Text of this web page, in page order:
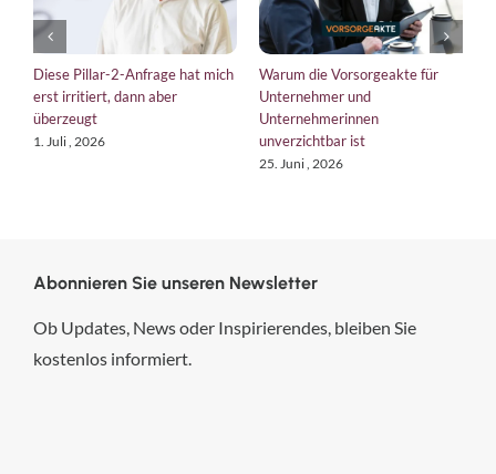
Diese Pillar-2-Anfrage hat mich
erst irritiert, dann aber
überzeugt
1. Juli , 2026
Warum die Vorsorgeakte für
Unternehmer und
Unternehmerinnen
unverzichtbar ist
25. Juni , 2026
Abonnieren Sie unseren Newsletter
Ob Updates, News oder Inspirierendes, bleiben Sie
kostenlos informiert.